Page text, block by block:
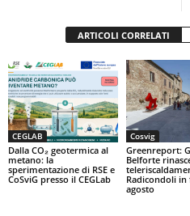
ARTICOLI CORRELATI
CEGLAB
Dalla CO₂ geotermica al
metano: la
sperimentazione di RSE e
CoSviG presso il CEGLab
Cosvig
Greenreport:
Belforte
Radicondoli in
agosto